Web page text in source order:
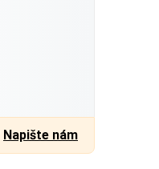
Napište nám